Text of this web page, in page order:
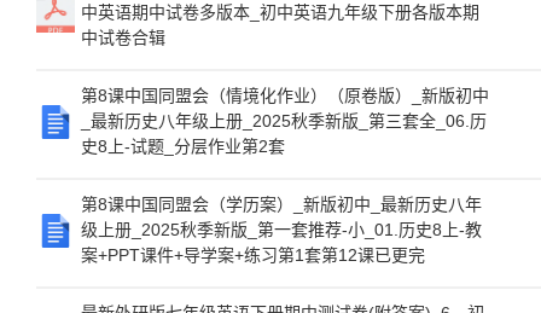
中英语期中试卷多版本_初中英语九年级下册各版本期
中试卷合辑
第8课中国同盟会（情境化作业）（原卷版）_新版初中
_最新历史八年级上册_2025秋季新版_第三套全_06.历
史8上-试题_分层作业第2套
第8课中国同盟会（学历案）_新版初中_最新历史八年
级上册_2025秋季新版_第一套推荐-小_01.历史8上-教
案+PPT课件+导学案+练习第1套第12课已更完